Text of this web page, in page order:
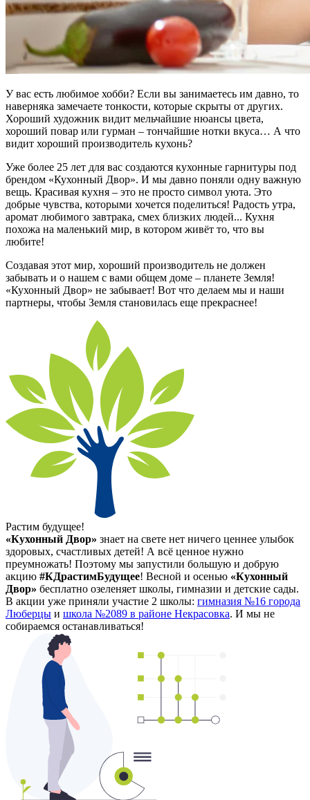
У вас есть любимое хобби? Если вы занимаетесь им давно, то
наверняка замечаете тонкости, которые скрыты от других.
Хороший художник видит мельчайшие нюансы цвета,
хороший повар или гурман – тончайшие нотки вкуса… А что
видит хороший производитель кухонь?
Уже более 25 лет для вас создаются кухонные гарнитуры под
брендом «Кухонный Двор». И мы давно поняли одну важную
вещь. Красивая кухня – это не просто символ уюта. Это
добрые чувства, которыми хочется поделиться! Радость утра,
аромат любимого завтрака, смех близких людей... Кухня
похожа на маленький мир, в котором живёт то, что вы
любите!
Создавая этот мир, хороший производитель не должен
забывать и о нашем с вами общем доме – планете Земля!
«Кухонный Двор» не забывает! Вот что делаем мы и наши
партнеры, чтобы Земля становилась еще прекраснее!
Растим будущее!
«Кухонный Двор» знает на свете нет ничего ценнее улыбок
здоровых, счастливых детей! А всё ценное нужно
преумножать! Поэтому мы запустили большую и добрую
акцию #КДрастимБудущее! Весной и осенью «Кухонный
Двор» бесплатно озеленяет школы, гимназии и детские сады.
В акции уже приняли участие 2 школы: гимназия №16 города
Люберцы и школа №2089 в районе Некрасовка. И мы не
собираемся останавливаться!